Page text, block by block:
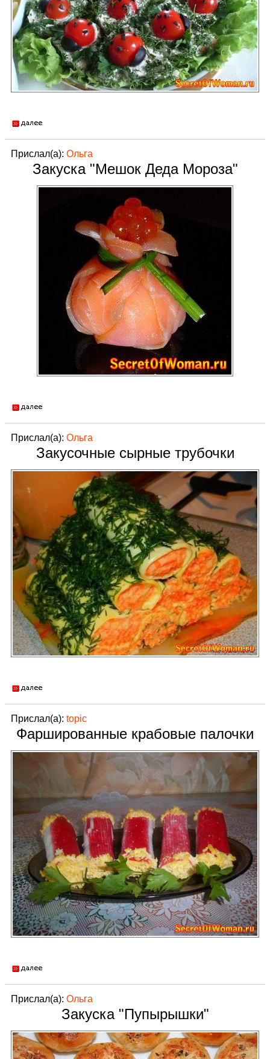
Прислал(а): Ольга
Закуска "Мешок Деда Мороза"
Прислал(а): Ольга
Закусочные сырные трубочки
Прислал(а): topic
Фаршированные крабовые палочки
Прислал(а): Ольга
Закуска "Пупырышки"